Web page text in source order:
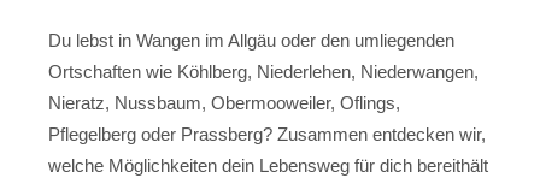
Du lebst in Wangen im Allgäu oder den umliegenden
Ortschaften wie Köhlberg, Niederlehen, Niederwangen,
Nieratz, Nussbaum, Obermooweiler, Oflings,
Pflegelberg oder Prassberg? Zusammen entdecken wir,
welche Möglichkeiten dein Lebensweg für dich bereithält